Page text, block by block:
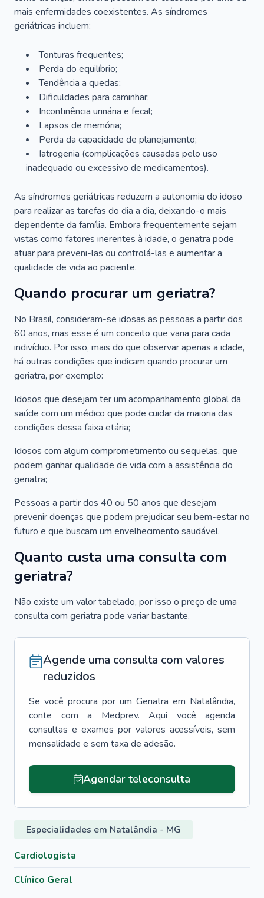
mais enfermidades coexistentes. As síndromes
geriátricas incluem:
Tonturas frequentes;
Perda do equilíbrio;
Tendência a quedas;
Dificuldades para caminhar;
Incontinência urinária e fecal;
Lapsos de memória;
Perda da capacidade de planejamento;
Iatrogenia (complicações causadas pelo uso
inadequado ou excessivo de medicamentos).
As síndromes geriátricas reduzem a autonomia do idoso
para realizar as tarefas do dia a dia, deixando-o mais
dependente da família. Embora frequentemente sejam
vistas como fatores inerentes à idade, o geriatra pode
atuar para preveni-las ou controlá-las e aumentar a
qualidade de vida ao paciente.
Quando procurar um geriatra?
No Brasil, consideram-se idosas as pessoas a partir dos
60 anos, mas esse é um conceito que varia para cada
indivíduo. Por isso, mais do que observar apenas a idade,
há outras condições que indicam quando procurar um
geriatra, por exemplo:
Idosos que desejam ter um acompanhamento global da
saúde com um médico que pode cuidar da maioria das
condições dessa faixa etária;
Idosos com algum comprometimento ou sequelas, que
podem ganhar qualidade de vida com a assistência do
geriatra;
Pessoas a partir dos 40 ou 50 anos que desejam
prevenir doenças que podem prejudicar seu bem-estar no
futuro e que buscam um envelhecimento saudável.
Quanto custa uma consulta com
geriatra?
Não existe um valor tabelado, por isso o preço de uma
consulta com geriatra pode variar bastante.
Agende uma consulta com valores
reduzidos
Se você procura por um Geriatra em Natalândia,
conte com a Medprev. Aqui você agenda
consultas e exames por valores acessíveis, sem
mensalidade e sem taxa de adesão.
Agendar teleconsulta
Especialidades em Natalândia - MG
Cardiologista
Clínico Geral